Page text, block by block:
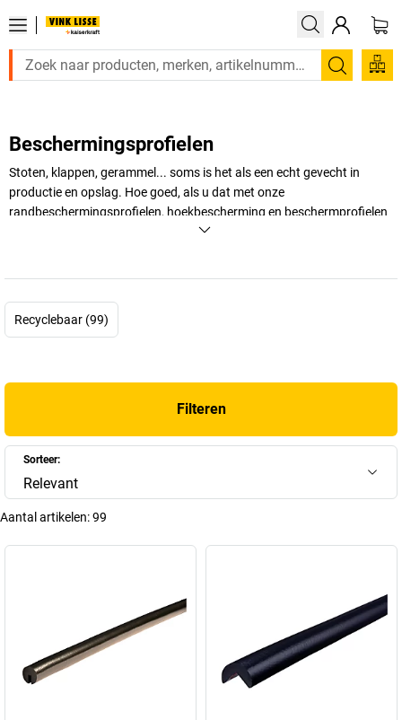
Zoeken
Beschermingsprofielen
Stoten, klappen, gerammel... soms is het als een echt gevecht in
productie en opslag. Hoe goed, als u dat met onze
randbeschermingsprofielen, hoekbescherming en beschermprofielen
uitgebreid heeft voorkomen! Zoek nu uw nieuwe oppervlak, hoek,
Recyclebaar (99)
Filteren
Sorteer:
Relevant
Aantal artikelen:99